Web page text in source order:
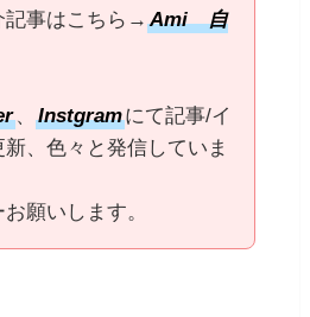
記事はこちら→Ami 自
、Instgramにて記事/イ
新、色々と発信していま
願いします。